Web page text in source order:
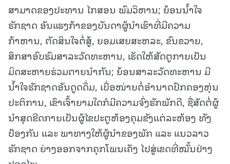
ສາມາດຂອງປະທານ ໄກສອນ ພົມວິຫານ; ຍ້ອນນໍ້າໃຈ
ຮັກຊາດ ອັນແຮງກ້າຂອງບັນດາຜູ້ນໍາເຮົາທີ່ມີຄວາມ
ກ້າຫານ, ຕັດສິນໃຈຕໍ່ສູ້, ຍອມເສຍສະຫລະ, ຂົນຂວາຍ,
ສຶກສາອົບຮົມສາລະວັດທະຫານ, ເຮັດໃຫ້ສັດຕູກາຍເປັນ
ມິດສະຫາຍຮ່ວມຕາຍນໍາກັນ; ຍ້ອນສາລະວັດທະຫານ ມີ
ນໍ້າໃຈຮັກຊາດອັນດູດດຶ່ມ, ເບື່ອໜ່າຍຕໍ່ອໍານາດປົກຄອງຫຸ່ນ
ປະຕິການ, ເຂົາເຈົ້າຍາມໃດກໍມີຄວາມຈົ່ງຮັກພັກດີ, ຊື່ສັດຕໍ່ຜູ້
ນໍາສຸດຂີດກາຍເປັນຜູ້ໄຂປະຕູຫ້ອງຄຸມຂັງແຕ່ລະຫ້ອງ ທັງ
ປ້ອງກັນ ແລະ ພາທາງໃຫ້ຜູ້ນໍາຂອງພັກ ແລະ ແນວລາວ
ຮັກຊາດ ຍ່າງອອກຈາກຄຸກໂພນເຄັງ ໄປສູ່ເຂດທີ່ໝັ້ນຢ່າງ